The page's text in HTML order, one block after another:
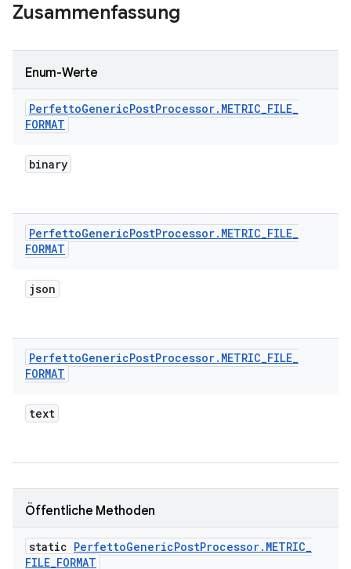
Zusammenfassung
Enum-Werte
PerfettoGenericPostProcessor. METRIC_FILE_
FORMAT
binary
PerfettoGenericPostProcessor. METRIC_FILE_
FORMAT
json
PerfettoGenericPostProcessor. METRIC_FILE_
FORMAT
text
Öffentliche Methoden
static PerfettoGenericPostProcessor. METRIC_
FILE_FORMAT